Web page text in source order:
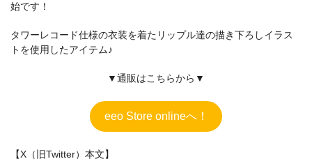
始です！
タワーレコード仕様の衣装を着たリップル達の描き下ろしイラス
トを使用したアイテム♪
▼通販はこちらから▼
eeo Store onlineへ！
【X（旧Twitter）本文】